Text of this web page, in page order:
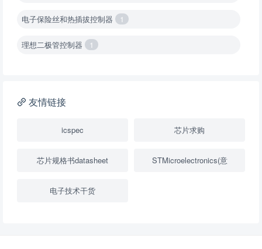
电子保险丝和热插拔控制器 1
理想二极管控制器 1
降压转换器（继承开关）
USB隔离器 1
友情链接
icspec 芯片求购
芯片规格书datasheet STMicroelectronics(意
电子技术干货